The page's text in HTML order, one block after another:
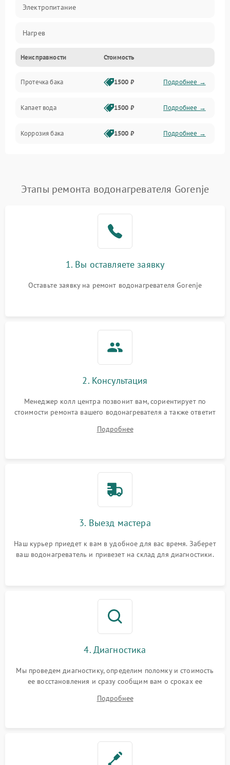
Электропитание
Нагрев
Датчики
Механика
Неисправности Стоимость
Протечка бака 1500 ₽ Подробнее →
Капает вода 1500 ₽ Подробнее →
Коррозия бака 1500 ₽ Подробнее →
Этапы ремонта водонагревателя Gorenje
1. Вы оставляете заявку
Оставьте заявку на ремонт водонагревателя Gorenje
2. Консультация
Менеджер колл центра позвонит вам, сориентирует по
стоимости ремонта вашего водонагревателя а также ответит
Подробнее
3. Выезд мастера
Наш курьер приедет к вам в удобное для вас время. Заберет
ваш водонагреватель и привезет на склад для диагностики.
4. Диагностика
Мы проведем диагностику, определим поломку и стоимость
ее восстановления и сразу сообщим вам о сроках ее
Подробнее